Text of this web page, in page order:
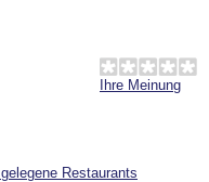
Ihre Meinung
Restaurants